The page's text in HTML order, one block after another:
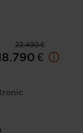
22.490 €
€